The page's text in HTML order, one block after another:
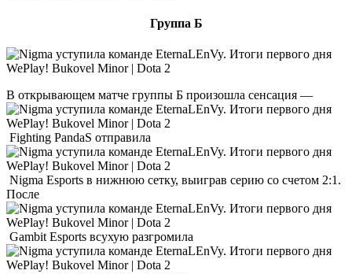
Группа Б
В открывающем матче группы Б произошла сенсация —
Fighting PandaS отправила
Nigma Esports в нижнюю сетку, выиграв серию со счетом 2:1.
После
Gambit Esports всухую разгромила